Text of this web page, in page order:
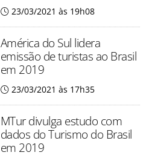
23/03/2021 às 19h08
América do Sul lidera
emissão de turistas ao Brasil
em 2019
23/03/2021 às 17h35
MTur divulga estudo com
dados do Turismo do Brasil
em 2019